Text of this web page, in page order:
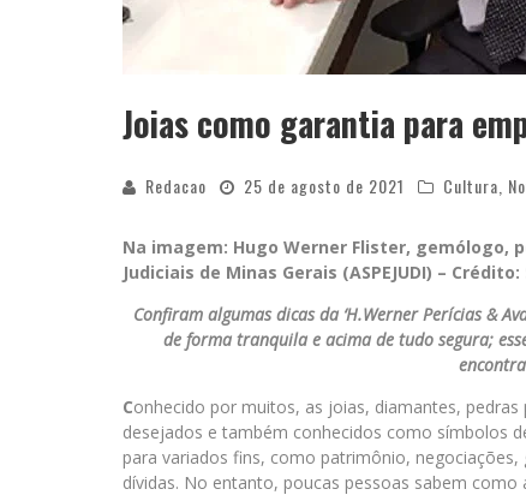
Joias como garantia para
Redacao 25 de agosto de 2021 Cultura
Na imagem: Hugo Werner Flister, gemólogo,
Judiciais de Minas Gerais (ASPEJUDI) – Crédito:
Confiram algumas dicas da ‘H.Werner Perícias &
de forma tranquila e acima de tudo segura;
Conhecido por muitos, as joias, diamantes,
desejados e também conhecidos como símbolos
para variados fins, como patrimônio,
dívidas. No entanto, poucas pessoas sabem